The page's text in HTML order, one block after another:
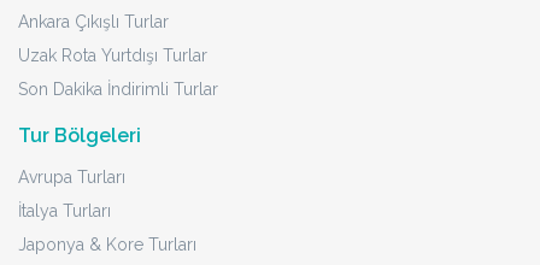
Ankara Çıkışlı Turlar
Uzak Rota Yurtdışı Turlar
Son Dakika İndirimli Turlar
Tur Bölgeleri
Avrupa Turları
İtalya Turları
Japonya & Kore Turları